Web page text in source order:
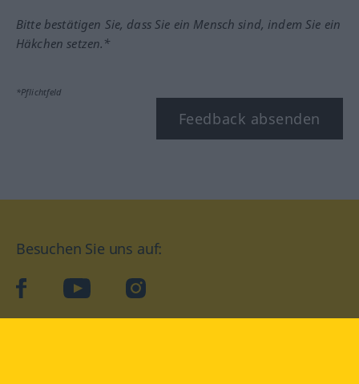
Bitte bestätigen Sie, dass Sie ein Mensch sind, indem Sie ein
Häkchen setzen.*
*Pflichtfeld
Feedback absenden
Besuchen Sie uns auf:
facebookYouTube Instagram